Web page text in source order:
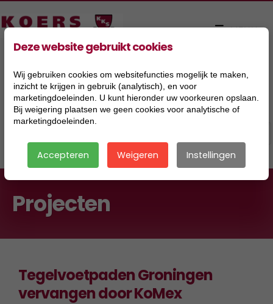
Projecten
Tegelvoetpaden Groningen
vervangen door KoMex
Deze website gebruikt cookies
Wij gebruiken cookies om websitefuncties mogelijk te maken,
inzicht te krijgen in gebruik (analytisch), en voor
marketingdoeleinden. U kunt hieronder uw voorkeuren opslaan.
Bij weigering plaatsen we geen cookies voor analytische of
marketingdoeleinden.
Accepteren Weigeren Instellingen